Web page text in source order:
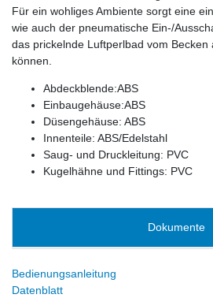
Für ein wohliges Ambiente sorgt eine
wie auch der pneumatische Ein-/
das prickelnde Luftperlbad vom Becken
können.
Abdeckblende:ABS
Einbaugehäuse:ABS
Düsengehäuse: ABS
Innenteile: ABS/Edelstahl
Saug- und Druckleitung: PVC
Kugelhähne und Fittings: PVC
Dokumente
Bedienungsanleitung
Datenblatt